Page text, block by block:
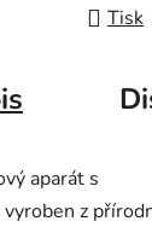
Tisk
aparát s
z